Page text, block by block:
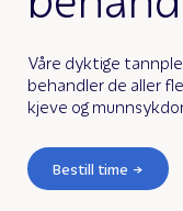
Våre dyktige
behandler de aller
kjeve og
Bestill time